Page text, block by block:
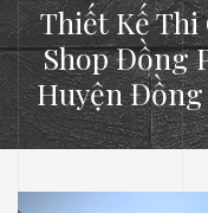
Thiết Kế
Shop Đồng
Huyện Đồng